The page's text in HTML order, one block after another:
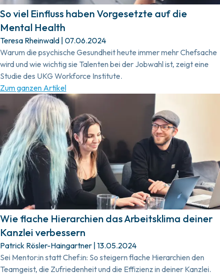
So viel Einfluss haben Vorgesetzte auf die
Mental Health
Teresa Rheinwald | 07.06.2024
Warum die psychische Gesundheit heute immer mehr Chefsache
wird und wie wichtig sie Talenten bei der Jobwahl ist, zeigt eine
Studie des UKG Workforce Institute.
Zum ganzen Artikel
Wie flache Hierarchien das Arbeitsklima deiner
Kanzlei verbessern
Patrick Rösler-Haingartner | 13.05.2024
Sei Mentor:in statt Chef:in: So steigern flache Hierarchien den
Teamgeist, die Zufriedenheit und die Effizienz in deiner Kanzlei.